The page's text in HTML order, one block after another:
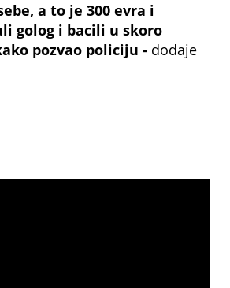
a to je 300 evra i
golog i bacili u skoro
pozvao policiju -dodaje